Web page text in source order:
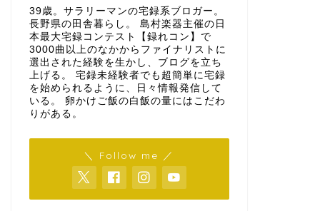
39歳。サラリーマンの宅録系ブロガー。
長野県の田舎暮らし。 島村楽器主催の日
本最大宅録コンテスト【録れコン】で
3000曲以上のなかからファイナリストに
選出された経験を生かし、ブログを立ち
上げる。 宅録未経験者でも超簡単に宅録
を始められるように、日々情報発信して
いる。 卵かけご飯の白飯の量にはこだわ
りがある。
＼ Follow me ／